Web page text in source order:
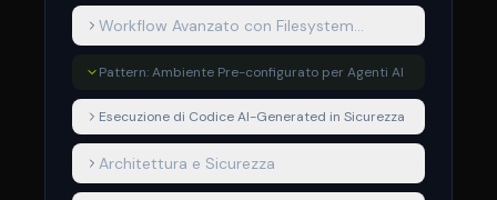
Workflow Avanzato con Filesystem
Snapshots
Pattern: Ambiente Pre-configurato per Agenti AI
Esecuzione di Codice AI-Generated in Sicurezza
Architettura e Sicurezza